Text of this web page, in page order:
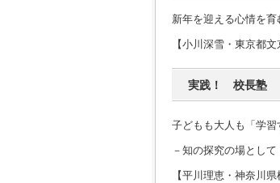
新年を迎える心情を育
【小川深雪・東京都
実践！ 校長塾
子どもも大人も「学習
－知の探究の場とし
【平川理恵・神奈川